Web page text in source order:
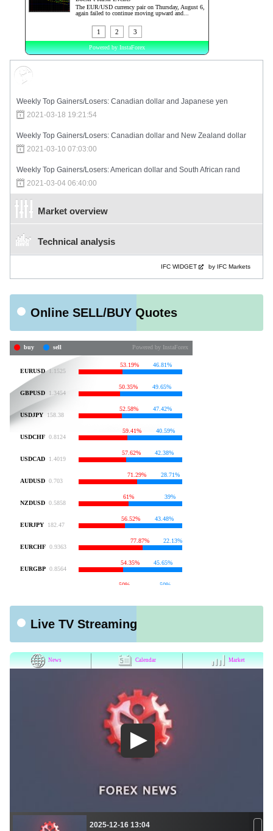
Weekly Top Gainers/Losers: Canadian dollar and Japanese yen
2021-03-18 19:21:54
Weekly Top Gainers/Losers: Canadian dollar and New Zealand dollar
2021-03-10 07:03:00
Weekly Top Gainers/Losers: American dollar and South African rand
2021-03-04 06:40:00
Market overview
Technical analysis
IFC WIDGET by IFC Markets
Online SELL/BUY Quotes
Live TV Streaming